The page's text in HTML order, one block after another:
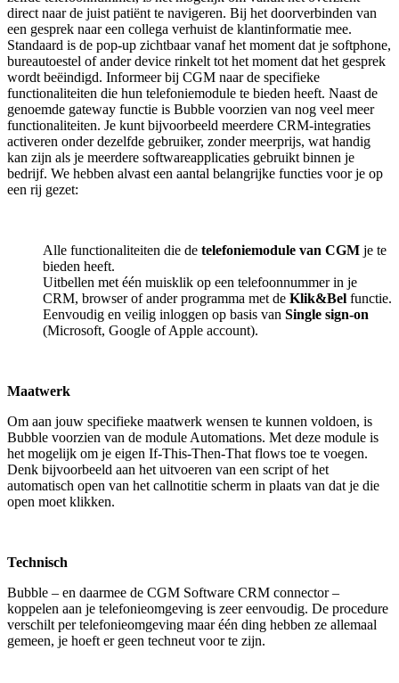
direct naar de juist patiënt te navigeren. Bij het doorverbinden van
een gesprek naar een collega verhuist de klantinformatie mee.
Standaard is de pop-up zichtbaar vanaf het moment dat je softphone,
bureautoestel of ander device rinkelt tot het moment dat het gesprek
wordt beëindigd. Informeer bij CGM naar de specifieke
functionaliteiten die hun telefoniemodule te bieden heeft. Naast de
genoemde gateway functie is Bubble voorzien van nog veel meer
functionaliteiten. Je kunt bijvoorbeeld meerdere CRM-integraties
activeren onder dezelfde gebruiker, zonder meerprijs, wat handig
kan zijn als je meerdere softwareapplicaties gebruikt binnen je
bedrijf. We hebben alvast een aantal belangrijke functies voor je op
een rij gezet:
Alle functionaliteiten die de telefoniemodule van CGM je te
bieden heeft.
Uitbellen met één muisklik op een telefoonnummer in je
CRM, browser of ander programma met de Klik&Bel functie.
Eenvoudig en veilig inloggen op basis van Single sign-on
(Microsoft, Google of Apple account).
Maatwerk
Om aan jouw specifieke maatwerk wensen te kunnen voldoen, is
Bubble voorzien van de module Automations. Met deze module is
het mogelijk om je eigen If-This-Then-That flows toe te voegen.
Denk bijvoorbeeld aan het uitvoeren van een script of het
automatisch open van het callnotitie scherm in plaats van dat je die
open moet klikken.
Technisch
Bubble – en daarmee de CGM Software CRM connector –
koppelen aan je telefonieomgeving is zeer eenvoudig. De procedure
verschilt per telefonieomgeving maar één ding hebben ze allemaal
gemeen, je hoeft er geen techneut voor te zijn.